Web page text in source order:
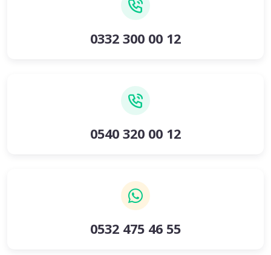
0332 300 00 12
0540 320 00 12
0532 475 46 55